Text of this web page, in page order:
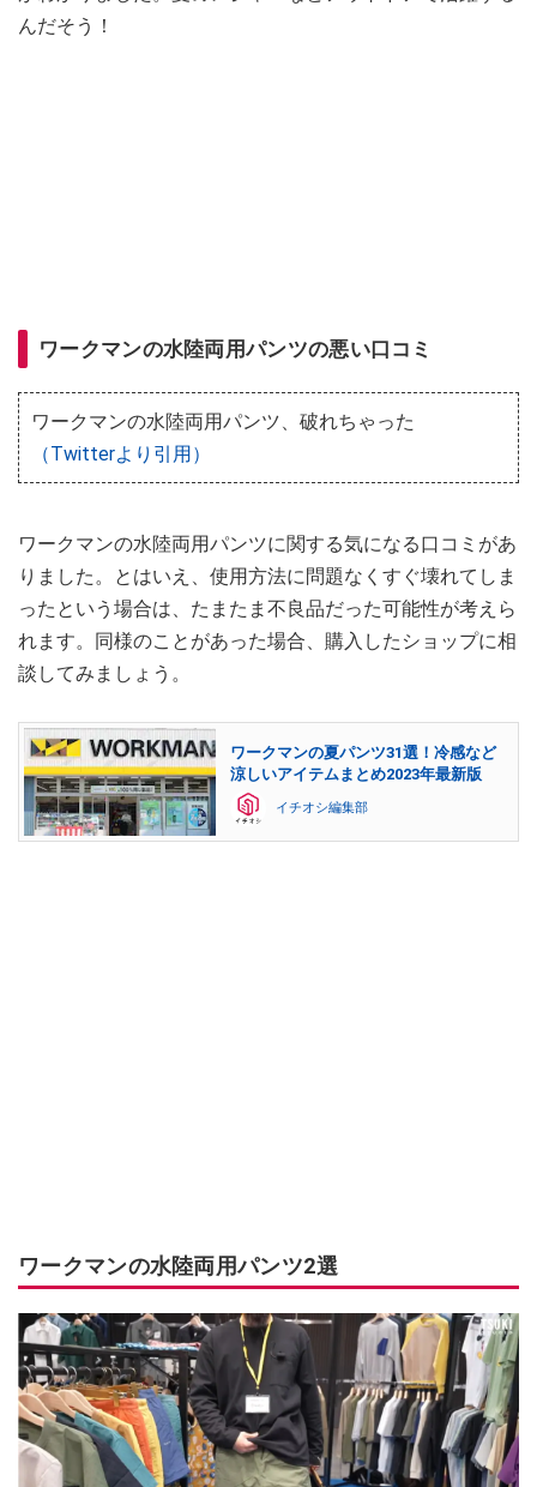
んだそう！
ワークマンの水陸両用パンツの悪い口コミ
ワークマンの水陸両用パンツ、破れちゃった
（Twitterより引用）
ワークマンの水陸両用パンツに関する気になる口コミがあ
りました。とはいえ、使用方法に問題なくすぐ壊れてしま
ったという場合は、たまたま不良品だった可能性が考えら
れます。同様のことがあった場合、購入したショップに相
談してみましょう。
ワークマンの夏パンツ31選！冷感など
涼しいアイテムまとめ2023年最新版
イチオシ編集部
ワークマンの水陸両用パンツ2選